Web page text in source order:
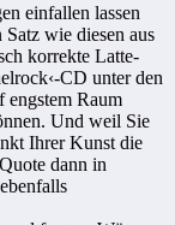
einfallen lassen
wie diesen aus
korrekte Latte-
CD unter den
engstem Raum
Und weil Sie
Ihrer Kunst die
dann in